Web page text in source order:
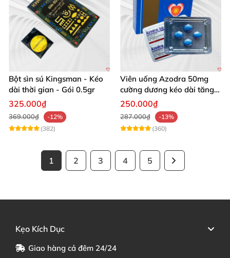
Bột sìn sú Kingsman - Kéo
dài thời gian - Gói 0.5gr
325.000₫
369.000₫
-12%
(382)
Viên uống Azodra 50mg
cường dương kéo dài tăng
sinh lý nam
250.000₫
287.000₫
-13%
(360)
1 2 3 4 5
Kẹo Kích Dục
Giao hàng cả đêm 24/24